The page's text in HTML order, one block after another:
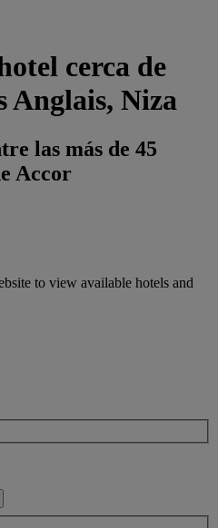
cerca de
Anglais, Niza
las más de 45
Accor
to view available hotels and